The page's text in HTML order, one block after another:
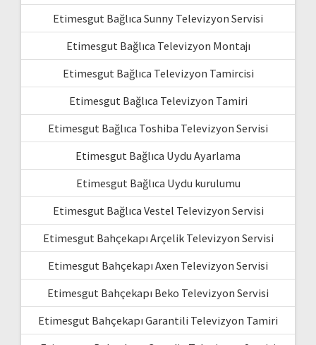
Etimesgut Bağlıca Sunny Televizyon Servisi
Etimesgut Bağlıca Televizyon Montajı
Etimesgut Bağlıca Televizyon Tamircisi
Etimesgut Bağlıca Televizyon Tamiri
Etimesgut Bağlıca Toshiba Televizyon Servisi
Etimesgut Bağlıca Uydu Ayarlama
Etimesgut Bağlıca Uydu kurulumu
Etimesgut Bağlıca Vestel Televizyon Servisi
Etimesgut Bahçekapı Arçelik Televizyon Servisi
Etimesgut Bahçekapı Axen Televizyon Servisi
Etimesgut Bahçekapı Beko Televizyon Servisi
Etimesgut Bahçekapı Garantili Televizyon Tamiri